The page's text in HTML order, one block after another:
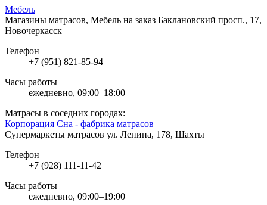
Мебель
Магазины матрасов, Мебель на заказ Баклановский просп., 17,
Новочеркасск
Телефон
+7 (951) 821-85-94
Часы работы
ежедневно, 09:00–18:00
Матрасы в соседних городах:
Корпорация Сна - фабрика матрасов
Супермаркеты матрасов ул. Ленина, 178, Шахты
Телефон
+7 (928) 111-11-42
Часы работы
ежедневно, 09:00–19:00